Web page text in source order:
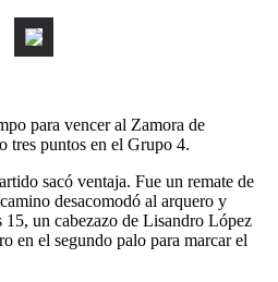
para vencer al Zamora de
tres puntos en el Grupo 4.
sacó ventaja. Fue un remate de
desacomodó al arquero y
15, un cabezazo de Lisandro López
en el segundo palo para marcar el